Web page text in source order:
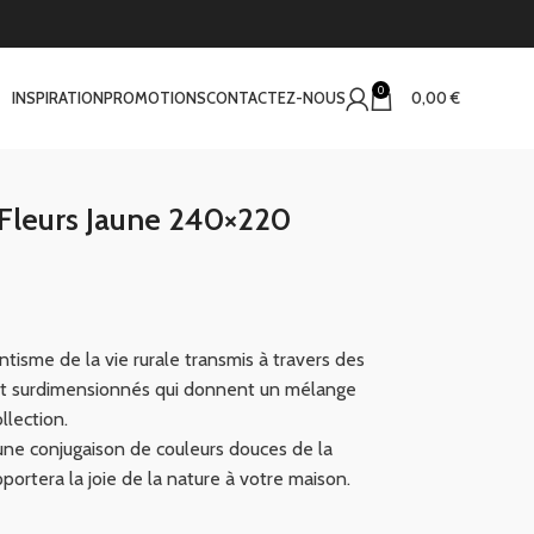
INSPIRATIONPROMOTIONSCONTACTEZ-NOUS 0 0,00€
Jaune 240×220
de la vie rurale transmis à travers des
qui donnent un mélange
conjugaison de couleurs douces de la
la joie de la nature à votre maison.